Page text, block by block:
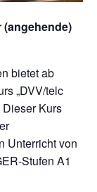
bietet ab
„DVV/telc
Kurs
Unterricht von
Stufen A1